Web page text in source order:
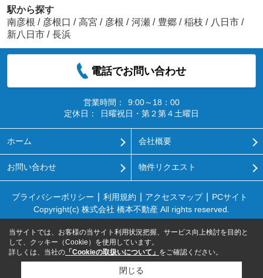
駅から探す
南彦根 / 彦根口 / 高宮 / 彦根 / 河瀬 / 豊郷 / 稲枝 / 八日市 /
新八日市 / 長浜
電話でお問い合わせ
営業時間：
9:00～18：00
定休日：
日曜祝日・第２第４土曜日
ホーム 会社概要
お問い合わせ 物件リクエスト
プライバシーポリシー 利用規約 アクセスマップ
PCサイト
Copyright(c) 株式会社 橋本不動産 All rights reserved.
当サイトでは、お客様の当サイト利用状況把握、サービス向上検討を目的と
して、クッキー（Cookie）を使用しています。
詳しくは、当社の 「Cookieの取扱いについて」 をご確認ください。
閉じる